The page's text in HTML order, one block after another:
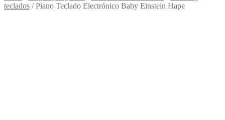
teclados /Piano Teclado Electrónico Baby Einstein Hape